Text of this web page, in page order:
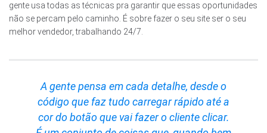
gente usa todas as técnicas pra garantir que essas oportunidades
não se percam pelo caminho. É sobre fazer o seu site ser o seu
melhor vendedor, trabalhando 24/7.
A gente pensa em cada detalhe, desde o
código que faz tudo carregar rápido até a
cor do botão que vai fazer o cliente clicar.